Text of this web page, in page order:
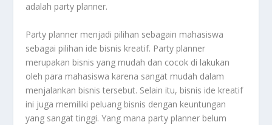
adalah party planner.
Party planner menjadi pilihan sebagain mahasiswa
sebagai pilihan ide bisnis kreatif. Party planner
merupakan bisnis yang mudah dan cocok di lakukan
oleh para mahasiswa karena sangat mudah dalam
menjalankan bisnis tersebut. Selain itu, bisnis ide kreatif
ini juga memiliki peluang bisnis dengan keuntungan
yang sangat tinggi. Yang mana party planner belum